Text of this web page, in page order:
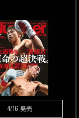
4/16 発売